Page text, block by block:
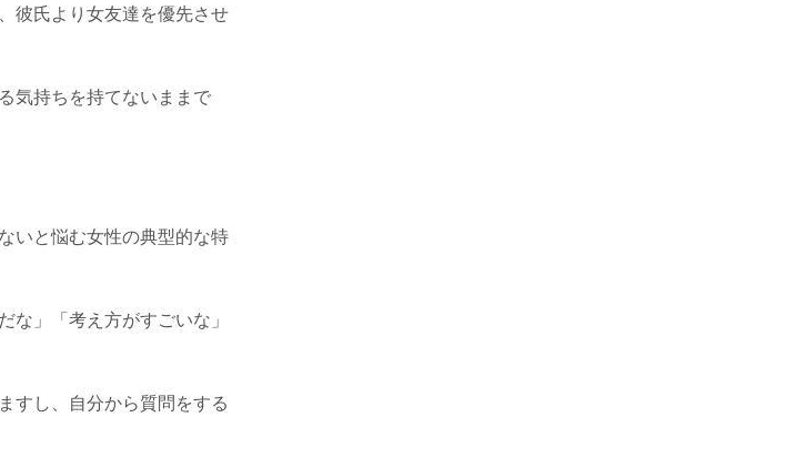
彼氏より女友達を優先させ
気持ちを持てないままで
いと悩む女性の典型的な特
」「考え方がすごいな」
すし、自分から質問をする